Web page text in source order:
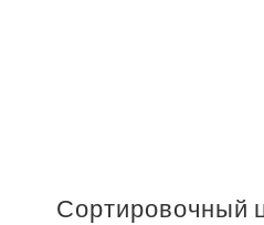
Сортировочный